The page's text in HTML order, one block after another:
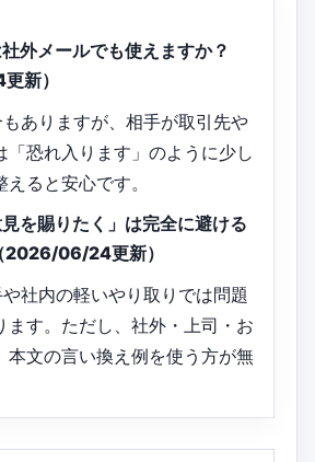
外メールでも使えますか？
新）
ありますが、相手が取引先や
「恐れ入ります」のように少し
ると安心です。
を賜りたく」は完全に避ける
2026/06/24更新）
社内の軽いやり取りでは問題
ます。ただし、社外・上司・お
本文の言い換え例を使う方が無